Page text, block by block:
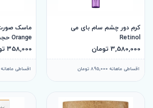
کرم دور چشم سام بای می
Retinol
3,580,000 تومان
اقساطی ماهانه 895,000 تومان
Orange حجم 150
358,000 تومان
اقساطی ماهانه 89,500 تومان